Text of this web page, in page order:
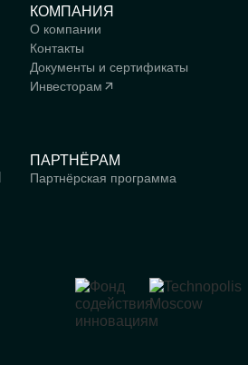
КОМПАНИЯ
О компании
Контакты
Документы и сертификаты
Инвесторам
ПАРТНЁРАМ
Партнёрская программа